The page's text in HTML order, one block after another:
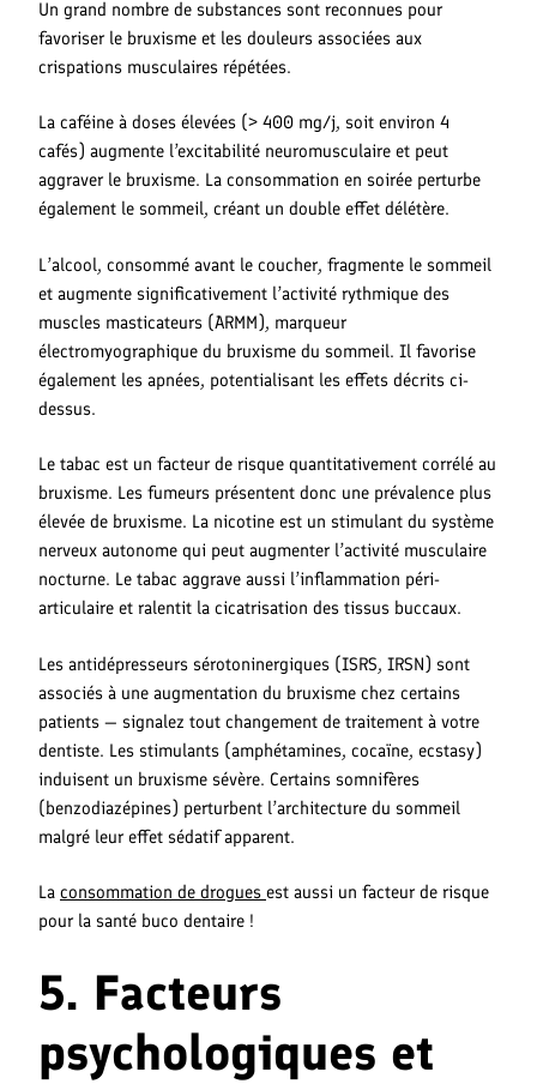
Un grand nombre de substances sont reconnues pour
favoriser le bruxisme et les douleurs associées aux
crispations musculaires répétées.
La caféine à doses élevées (> 400 mg/j, soit environ 4
cafés) augmente l’excitabilité neuromusculaire et peut
aggraver le bruxisme. La consommation en soirée perturbe
également le sommeil, créant un double effet délétère.
L’alcool, consommé avant le coucher, fragmente le sommeil
et augmente significativement l’activité rythmique des
muscles masticateurs (ARMM), marqueur
électromyographique du bruxisme du sommeil. Il favorise
également les apnées, potentialisant les effets décrits ci-
dessus.
Le tabac est un facteur de risque quantitativement corrélé au
bruxisme. Les fumeurs présentent donc une prévalence plus
élevée de bruxisme. La nicotine est un stimulant du système
nerveux autonome qui peut augmenter l’activité musculaire
nocturne. Le tabac aggrave aussi l’inflammation péri-
articulaire et ralentit la cicatrisation des tissus buccaux.
Les antidépresseurs sérotoninergiques (ISRS, IRSN) sont
associés à une augmentation du bruxisme chez certains
patients — signalez tout changement de traitement à votre
dentiste. Les stimulants (amphétamines, cocaïne, ecstasy)
induisent un bruxisme sévère. Certains somnifères
(benzodiazépines) perturbent l’architecture du sommeil
malgré leur effet sédatif apparent.
La consommation de drogues est aussi un facteur de risque
pour la santé buco dentaire !
5. Facteurs
psychologiques et